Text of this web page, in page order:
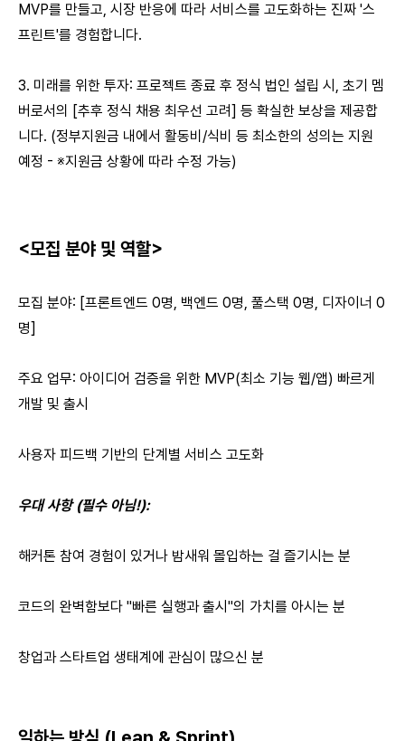
MVP를 만들고, 시장 반응에 따라 서비스를 고도화하는 진짜 '스
프린트'를 경험합니다.
3. 미래를 위한 투자: 프로젝트 종료 후 정식 법인 설립 시, 초기 멤
버로서의 [추후 정식 채용 최우선 고려] 등 확실한 보상을 제공합
니다. (정부지원금 내에서 활동비/식비 등 최소한의 성의는 지원
예정 - ※지원금 상황에 따라 수정 가능)
<모집 분야 및 역할>
모집 분야: [프론트엔드 0명, 백엔드 0명, 풀스택 0명, 디자이너 0
명]
주요 업무: 아이디어 검증을 위한 MVP(최소 기능 웹/앱) 빠르게
개발 및 출시
사용자 피드백 기반의 단계별 서비스 고도화
우대 사항 (필수 아님!):
해커톤 참여 경험이 있거나 밤새워 몰입하는 걸 즐기시는 분
코드의 완벽함보다 "빠른 실행과 출시"의 가치를 아시는 분
창업과 스타트업 생태계에 관심이 많으신 분